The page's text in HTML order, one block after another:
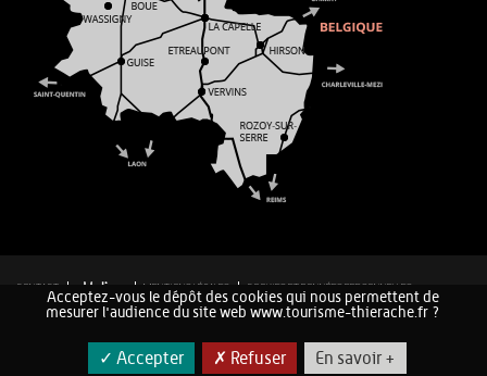
CONTACT MENTIONS LÉGALES
COOKIES ET DONNÉES PERSONNELLES
PLAN DU SITE
Acceptez-vous le dépôt des cookies qui nous permettent de
mesurer l'audience du site web www.tourisme-thierache.fr ?
✓ Accepter ✗ Refuser En savoir +